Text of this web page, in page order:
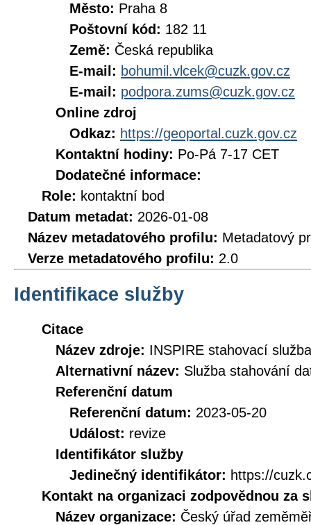
Město: Praha 8
Poštovní kód: 182 11
Země: Česká republika
E-mail: bohumil.vlcek@cuzk.gov.cz
E-mail: podpora.zums@cuzk.gov.cz
Online zdroj
Odkaz: https://geoportal.cuzk.gov.cz
Kontaktní hodiny: Po-Pá 7-17 CET
Dodatečné informace:
Role: kontaktní bod
Datum metadat: 2026-01-08
Název metadatového profilu: Metadatový
Verze metadatového profilu: 2.0
Identifikace služby
Citace
Název zdroje: INSPIRE stahovací
Alternativní název: Služba stahování
Referenční datum
Referenční datum: 2023-05-20
Událost: revize
Identifikátor služby
Jedinečný identifikátor: https://
Kontakt na organizaci zodpovědnou za
Název organizace: Český úřad